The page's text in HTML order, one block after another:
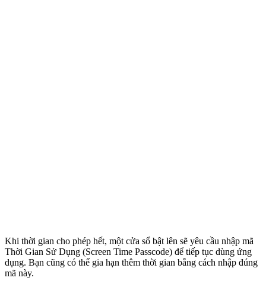
Khi thời gian cho phép hết, một cửa sổ bật lên sẽ yêu cầu nhập mã
Thời Gian Sử Dụng (Screen Time Passcode) để tiếp tục dùng ứng
dụng. Bạn cũng có thể gia hạn thêm thời gian bằng cách nhập đúng
mã này.